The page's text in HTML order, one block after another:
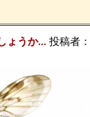
ょうか... 投稿者：